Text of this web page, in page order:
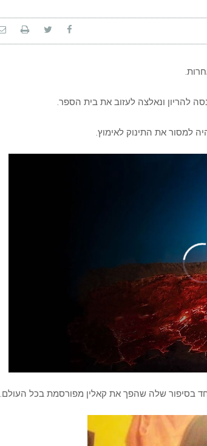
למסור את התינוק לאימוץ.
What If We Dumped Our
אחד בסיפור שלה שהפך את קאלין מפורסמת בכל העולם.